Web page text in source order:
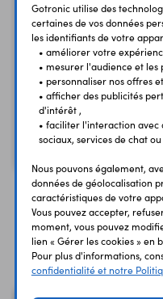
Lot de 5 câbles Grove 5
cm
2,10 €
Vous
Gotronic utilise des
certaines de vos données
les identifiants de votre
• améliorer votre
• mesurer l'audience et les
• personnaliser nos offres
• afficher des publicités
d'intérêt ,
• faciliter l'interaction avec
sociaux, services de chat
Nous pouvons également,
données de géolocalisation
caractéristiques de votre
Vous pouvez accepter,
moment, vous pouvez
lien « Gérer les cookies » en
Pour plus d'informations,
confidentialité et notre